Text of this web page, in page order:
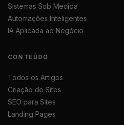
Sistemas Sob Medida
Automações Inteligentes
IA Aplicada ao Negócio
CONTEÚDO
Todos os Artigos
Criação de Sites
SEO para Sites
Landing Pages